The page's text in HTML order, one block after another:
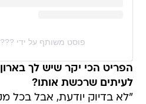
פוסט משותף על ידי ‏‎????‎‏ (@‏‎emmaalfii‎‏)
הפריט הכי יקר שיש לך
לעיתים שרכשת אותו?
"לא בדיוק יודעת, אבל בכל